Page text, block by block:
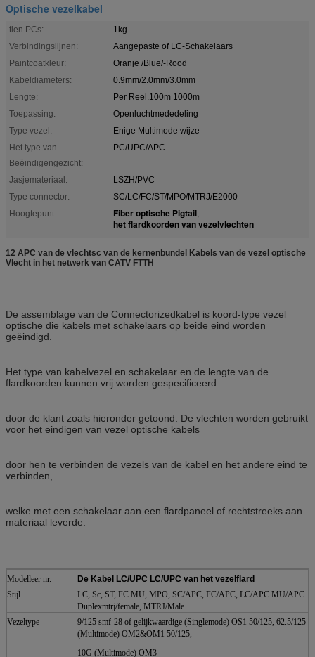
Optische vezelkabel
tien PCs:
1kg
Verbindingslijnen:
Aangepaste of LC-Schakelaars
Paintcoatkleur:
Oranje /Blue/-Rood
Kabeldiameters:
0.9mm/2.0mm/3.0mm
Lengte:
Per Reel.100m 1000m
Toepassing:
Openluchtmededeling
Type vezel:
Enige Multimode wijze
Het type van
Beëindigengezicht:
PC/UPC/APC
Jasjemateriaal:
LSZH/PVC
Type connector:
SC/LC/FC/ST/MPO/MTRJ/E2000
Hoogtepunt:
Fiber optische Pigtail,
het flardkoorden van vezelvlechten
12 APC van de vlechtsc van de kernenbundel Kabels van de vezel optische
Vlecht in het netwerk van CATV FTTH
De assemblage van de Connectorizedkabel is koord-type vezel
optische die kabels met schakelaars op beide eind worden
geëindigd.
Het type van kabelvezel en schakelaar en de lengte van de
flardkoorden kunnen vrij worden gespecificeerd
door de klant zoals hieronder getoond.
De vlechten worden gebruikt
voor het eindigen van vezel optische kabels
door hen te verbinden de vezels van de kabel en het andere eind te
verbinden,
welke met een schakelaar aan een flardpaneel of rechtstreeks aan
materiaal leverde.
Modelleer nr.
De Kabel LC/UPC LC/UPC van het vezelflard
Stijl
LC, Sc, ST, FC.MU, MPO, SC/APC, FC/APC, LC/APC.MU/APC
Duplexmtrj/female, MTRJ/Male
Vezeltype
9/125 smf-28 of gelijkwaardige (Singlemode) OS1 50/125, 62.5/125
(Multimode) OM2&OM1 50/125,
10G (Multimode) OM3